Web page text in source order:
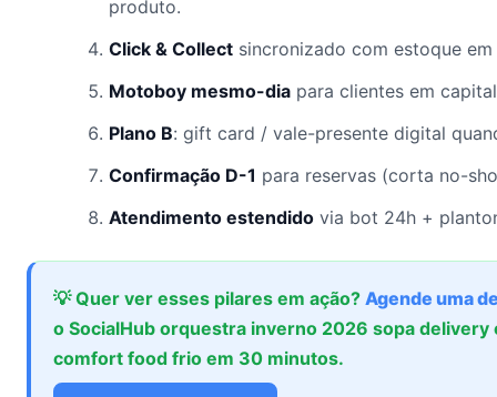
produto.
Click & Collect sincronizado com estoque
Motoboy mesmo-dia para clientes em
Plano B: gift card / vale-presente digital
Confirmação D-1 para reservas (corta no-
Atendimento estendido via bot 24h +
💡 Quer ver esses pilares em ação? Agende uma
o SocialHub orquestra inverno 2026 sopa delivery
comfort food frio em 30 minutos.